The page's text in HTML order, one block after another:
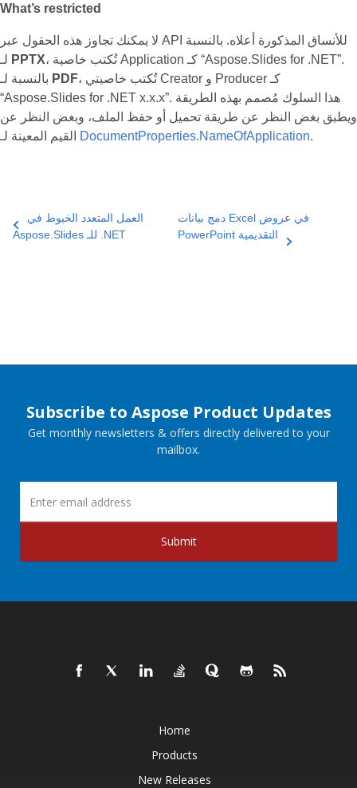
What’s restricted
لا يمكنك تجاوز هذه الحقول عبر API للأنساق المذكورة أعلاه. بالنسبة
PPTX، تُكتب خاصية Application كـ “Aspose.Slides for .NET”.
PDF، تُكتب خاصيتي Creator و Producer كـ
“Aspose.Slides for .NET x.x.x”. هذا السلوك مُصمم بهذه الطريقة
ويطبق بغض النظر عن طريقة تحميل أو حفظ الملف، وبغض النظر عن
DocumentProperties.NameOfApplication.
العمل المتعدد الخيوط في
Aspose.Slides للـ .NET
دمج بيانات Excel في عروض
PowerPoint التقديمية
Subscribe to Aspose Product Updates
Get monthly newsletters & offers directly delivered to your
mailbox.
Submit
Home
Products
New Releases